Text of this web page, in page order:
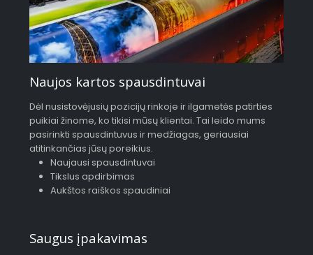
Naujos kartos spausdintuvai
Dėl nusistovėjusių pozicijų rinkoje ir ilgametės patirties
puikiai žinome, ko tikisi mūsų klientai. Tai leido mums
pasirinkti spausdintuvus ir medžiagas, geriausiai
atitinkančias jūsų poreikius.
Naujausi spausdintuvai
Tikslus apdirbimas
Aukštos raiškos spaudiniai
Saugus įpakavimas